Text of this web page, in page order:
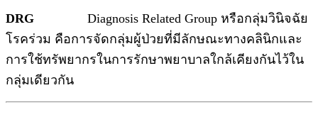
DRG Diagnosis Related Group หรือกลุ่มวินิจฉัย
โรคร่วม คือการจัดกลุ่มผู้ป่วยที่มีลักษณะทางคลินิกและ
การใช้ทรัพยากรในการรักษาพยาบาลใกล้เคียงกันไว้ใน
กลุ่มเดียวกัน